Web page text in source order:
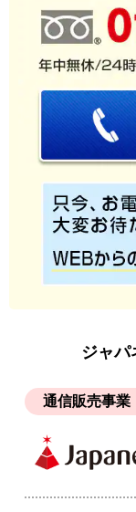
かさ、節電を試し
が、暑すぎず丁度
火を
火を使わないため
すがしっかり暖か
安全でいいと思い
「お客様の声」は実
ジャパ
通信販売事業